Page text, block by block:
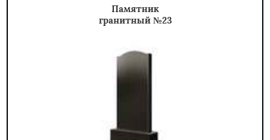
Памятник
гранитный №23